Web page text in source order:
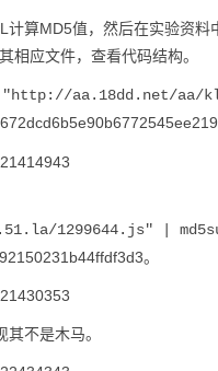
计算MD5值，然后在实验资料
相应文件，查看代码结构。
"http://aa.18dd.net/aa/
1299644.js" |
。
不是木马。